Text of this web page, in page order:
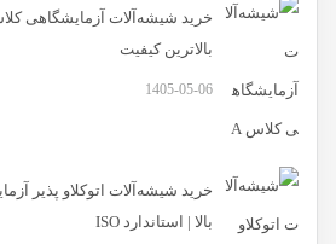
بالاترین کیفیت
1405-05-06
خرید شیشه‌آلات اتوکلاو پذیر
بالا | استاندارد ISO